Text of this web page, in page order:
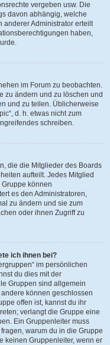
vergeben usw. Die
davon abhängig, welche
anderer Administrator erteilt
haben,
im Forum zu beobachten.
zu ändern und zu löschen und
und zu teilen. Üblicherweise
d. h. etwas nicht zum
schreiben.
die die Mitglieder des Boards
aufteilt. Jedes Mitglied
können
es den Administratoren,
zu ändern und sie zum
oder ihnen Zugriff zu
ich ihnen bei?
im persönlichen
du dies mit der
Gruppen sind allgemein
können geschlossen
offen ist, kannst du ihr
verlangt die Gruppe eine
Ein Gruppenleiter muss
warum du in die Gruppe
keinen Gruppenleiter, wenn er